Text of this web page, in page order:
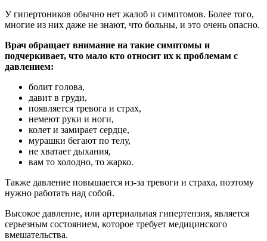
У гипертоников обычно нет жалоб и симптомов. Более того,
многие из них даже не знают, что больны, и это очень опасно.
Врач обращает внимание на такие симптомы и
подчеркивает, что мало кто относит их к проблемам с
давлением:
болит голова,
давит в груди,
появляется тревога и страх,
немеют руки и ноги,
колет и замирает сердце,
мурашки бегают по телу,
не хватает дыхания,
вам то холодно, то жарко.
Также давление повышается из-за тревоги и страха, поэтому
нужно работать над собой.
Высокое давление, или артериальная гипертензия, является
серьезным состоянием, которое требует медицинского
вмешательства.